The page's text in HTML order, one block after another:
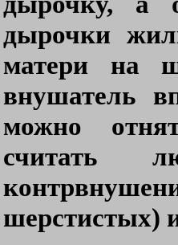
дырочки
матери на
внушатель
можно
считать
шерстистых)